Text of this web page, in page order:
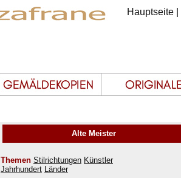
Hauptseite
Alte Meister
Themen Stilrichtungen Künstler
Jahrhundert Länder